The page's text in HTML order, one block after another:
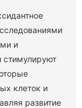
и
стимулируют
клеток и
развитие